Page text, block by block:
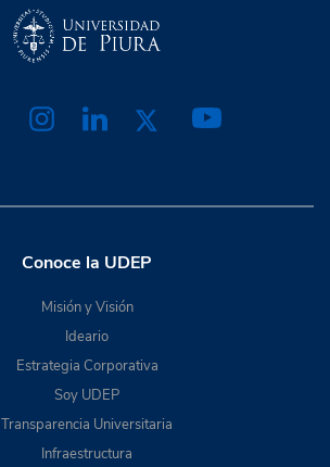
Conoce la UDEP
Misión y Visión
Ideario
Estrategia Corporativa
Soy UDEP
Transparencia Universitaria
Infraestructura